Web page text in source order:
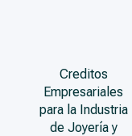
Creditos
Empresariales
para la Industria
de Joyería y